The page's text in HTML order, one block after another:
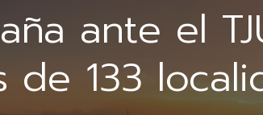
ante el
de 133